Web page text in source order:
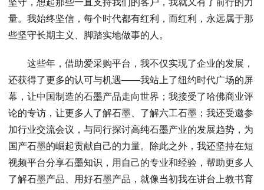
坚守，想起那些一直支持我们的客户，我就又有了前行的力
量。我始终坚信，每个时代都有红利，而红利，永远属于那
些坚守长期主义、脚踏实地做事的人。
这些年，借助爱采购平台，我不仅实现了企业的发展，
还获得了更多的认可与机遇——我站上了纽约时代广场的屏
幕，让中国制造的石墨产品走向世界；我接受了哈佛商业评
论的专访，让更多人了解石墨、了解六工石墨；我还受邀参
加行业交流会议，与同行探讨高纯石墨产业的发展趋势，为
国产石墨的崛起贡献自己的力量。除此之外，我还坚持在短
视频平台分享石墨知识，用自己的专业和经验，帮助更多人
了解石墨产品、用好石墨产品，就像当初我在讲台上教书育